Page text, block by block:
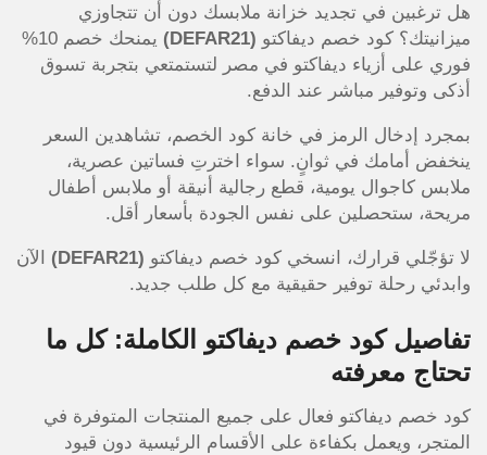
هل ترغبين في تجديد خزانة ملابسك دون أن تتجاوزي
ميزانيتك؟ كود خصم ديفاكتو (DEFAR21)
يمنحك خصم 10%
فوري على أزياء ديفاكتو في مصر لتستمتعي بتجربة تسوق
أذكى وتوفير مباشر عند الدفع.
بمجرد إدخال الرمز في خانة كود الخصم، تشاهدين السعر
ينخفض أمامك في ثوانٍ. سواء اخترتِ فساتين عصرية،
ملابس كاجوال يومية، قطع رجالية أنيقة أو ملابس أطفال
مريحة، ستحصلين على نفس الجودة بأسعار أقل.
لا تؤجّلي قرارك، انسخي كود خصم ديفاكتو (DEFAR21)
الآن
وابدئي رحلة توفير حقيقية مع كل طلب جديد.
تفاصيل كود خصم ديفاكتو الكاملة: كل ما
تحتاج معرفته
كود خصم ديفاكتو فعال على جميع المنتجات المتوفرة في
المتجر، ويعمل بكفاءة على الأقسام الرئيسية دون قيود